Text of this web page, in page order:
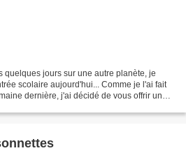
quelques jours sur une autre planète, je
scolaire aujourd'hui... Comme je l'ai fait
dernière, j'ai décidé de vous offrir un